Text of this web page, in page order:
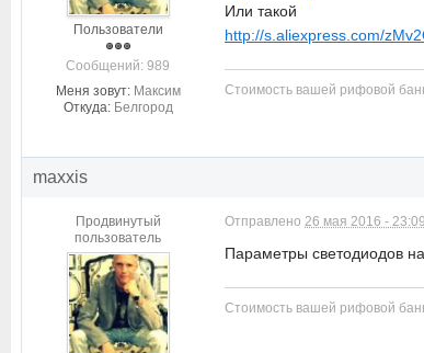
Пользователи
Cообщений: 989
Меня зовут: Максим
Откуда: Белгород
Или такой
http://s.aliexpress.com/
Стоимость вашей рифовой
maxxis
Продвинутый
пользователь
Отправлено 26 мая 2016 - 23:09
Параметры светодиодов
Стоимость вашей рифовой